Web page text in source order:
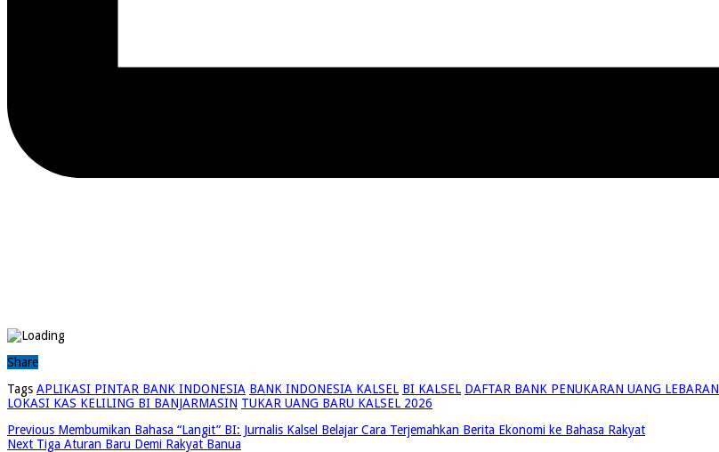
Share
Tags APLIKASI PINTAR BANK INDONESIA BANK INDONESIA KALSEL BI KALSEL DAFTAR BANK PENUKARAN UANG LEBARAN
LOKASI KAS KELILING BI BANJARMASIN TUKAR UANG BARU KALSEL 2026
Previous Membumikan Bahasa “Langit” BI: Jurnalis Kalsel Belajar Cara Terjemahkan Berita Ekonomi ke Bahasa Rakyat
Next Tiga Aturan Baru Demi Rakyat Banua